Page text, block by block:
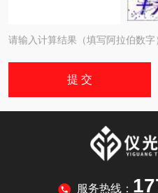
请输入计算结果（填写阿拉伯数
服务热线：